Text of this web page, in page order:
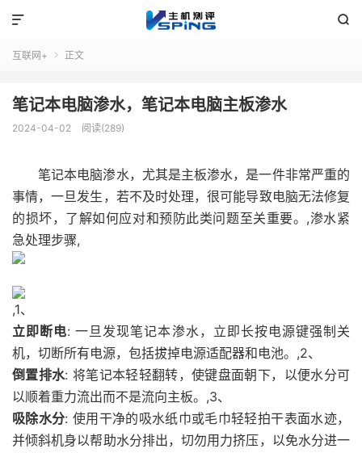


互联网+  正文
笔记本电脑渗水，笔记本电脑主板渗水
2024-04-02 阅读(289)
笔记本电脑渗水，尤其是主板渗水，是一件非常严重的
事情，一旦发生，若不及时处理，很可能导致电脑无法修复
的损坏，了解如何应对和预防此类问题至关重要。,渗水紧
急处理步骤,
,1、
立即断电: 一旦发现笔记本渗水，立即长按电源键强制关
机，切断所有电源，包括拔掉电源适配器和电池。,2、
倒置排水: 将笔记本轻轻翻转，使键盘面朝下，以便水分可
以顺着重力流出而不是流向主板。,3、
吸除水分: 使用干净的吸水纸巾或毛巾轻轻拍干表面水迹，
并倾斜机身以帮助水分排出，切勿用力挤压，以免水分进一